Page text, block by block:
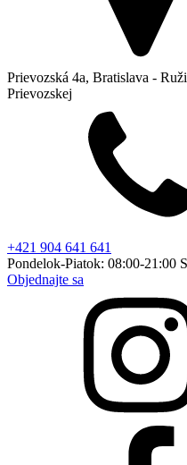
Prievozská 4a, Bratislava -
Prievozskej
+421 904 641 641
Pondelok-Piatok: 08:00-21:00
Objednajte sa